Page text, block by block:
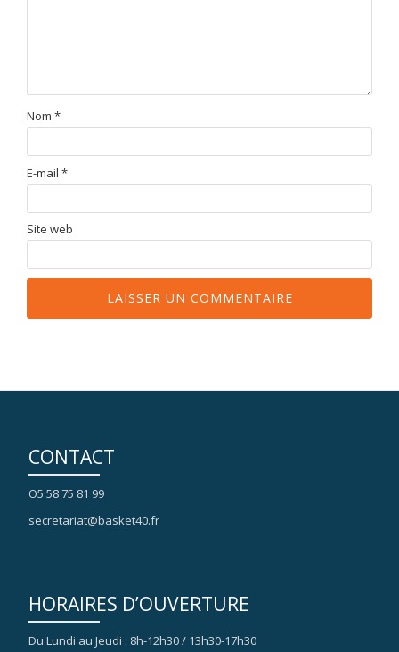
Nom *
E-mail *
Site web
CONTACT
O5 58 75 81 99
secretariat@basket40.fr
HORAIRES D’OUVERTURE
Du Lundi au Jeudi : 8h-12h30 / 13h30-17h30